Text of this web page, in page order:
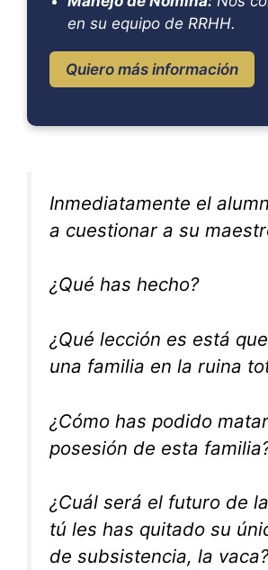
en su equipo de RRHH.
Quiero más información
Inmediatamente el
a cuestionar a su
¿Qué has hecho?
¿Qué lección es está
una familia en la ruina
¿Cómo has podido
posesión de esta
¿Cuál será el futuro de
tú les has quitado su
de subsistencia, la vaca?